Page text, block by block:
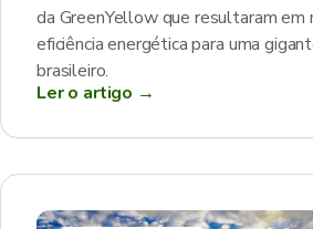
da GreenYellow que resultaram em
eficiência energética para uma
brasileiro.
Ler o artigo →